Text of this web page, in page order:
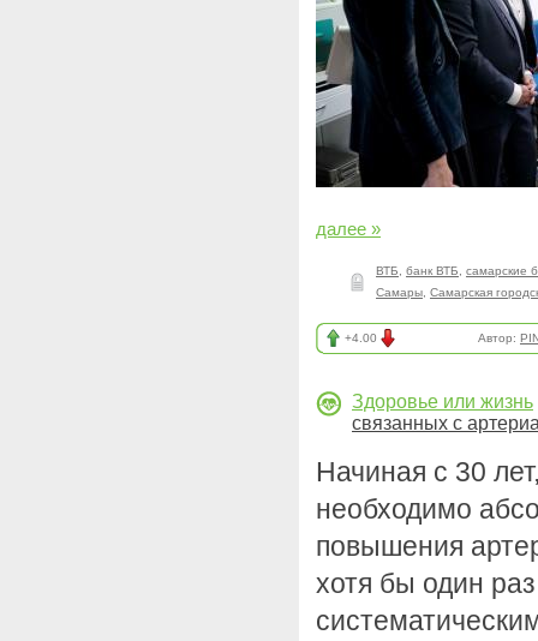
далее »
ВТБ банк ВТБ
самарские
Самары Самарская
+4.00 Автор:
Здоровье или жизнь
связанных с
Начиная с 30
необходимо
повышения
хотя бы один